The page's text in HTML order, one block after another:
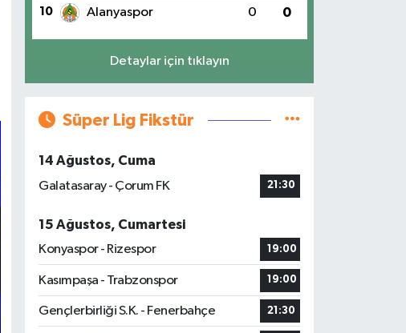
10 Alanyaspor 0 0
Detaylar için tıklayın
Süper Lig Fikstür
14 Ağustos, Cuma
Galatasaray - Çorum FK
21:30
15 Ağustos, Cumartesi
Konyaspor - Rizespor
19:00
Kasımpaşa - Trabzonspor 19:00
Gençlerbirliği S.K. - Fenerbahçe 21:30